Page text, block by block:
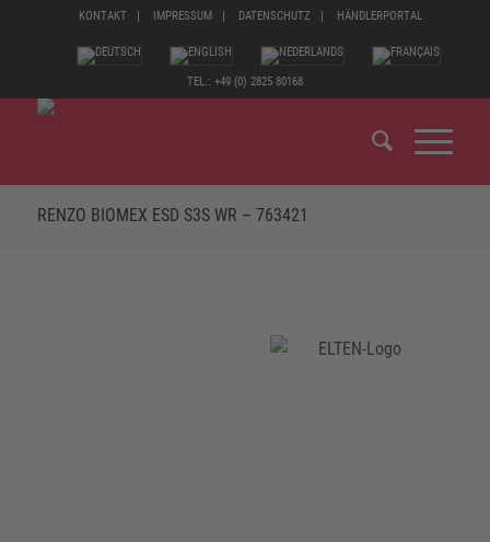
KONTAKT IMPRESSUM DATENSCHUTZ HÄNDLERPORTAL
TEL.: +49 (0) 2825 80168
RENZO BIOMEX ESD S3S WR – 763421